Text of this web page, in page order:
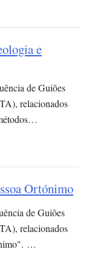
e
de Guiões
relacionados
Ortónimo
de Guiões
relacionados
…